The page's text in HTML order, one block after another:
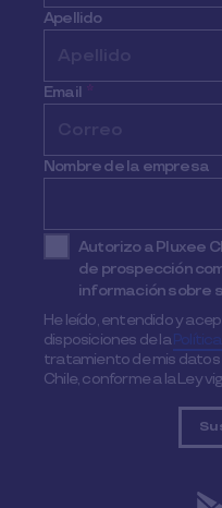
Apellido
Email *
Nombre de la empresa
Autorizo a Pluxee
de prospección
información sobre
He leído, entendido y
disposiciones de la
tratamiento de mis datos
Chile, conforme a la Ley